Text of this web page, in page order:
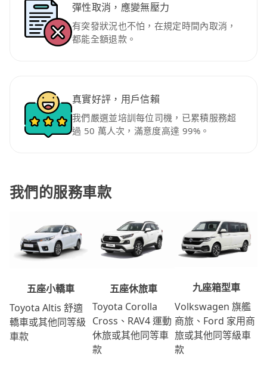
彈性取消，應變無壓力
有突發狀況也不怕，在規定時間內取消，
都能全額退款。
真實好評，用戶信賴
我們嚴選並培訓每位司機，已累積服務超
過 50 萬人次，滿意度高達 99%。
我們的服務車款
五座小轎車
Toyota Altis 舒適
轎車或其他同等級
車款
五座休旅車
Toyota Corolla
Cross、RAV4 運動
休旅或其他同等車
款
九座箱型車
Volkswagen 旗艦
商旅、Ford 家用商
旅或其他同等級車
款